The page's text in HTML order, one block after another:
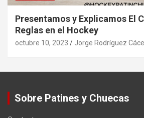
Presentamos y Explicamos El
Reglas en el Hockey
octubre 10, 2023 Jorge Rodríguez
Sobre Patines y Chuecas